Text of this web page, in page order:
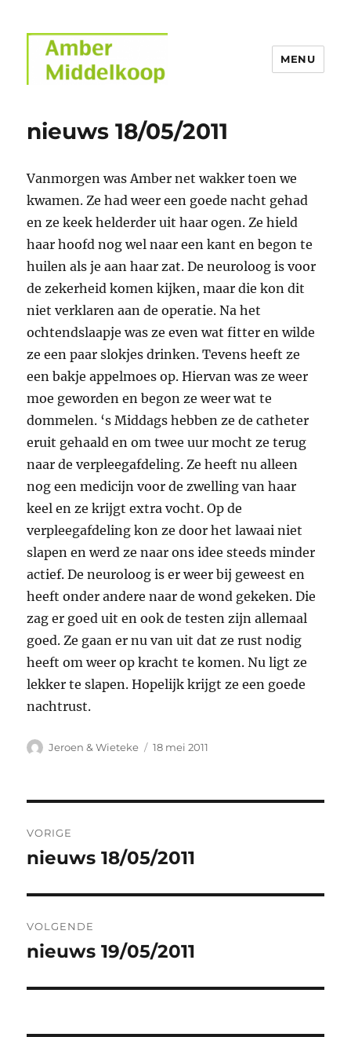
MENU
nieuws 18/05/2011
Vanmorgen was Amber net wakker toen we
kwamen. Ze had weer een goede nacht gehad
en ze keek helderder uit haar ogen. Ze hield
haar hoofd nog wel naar een kant en begon te
huilen als je aan haar zat. De neuroloog is voor
de zekerheid komen kijken, maar die kon dit
niet verklaren aan de operatie. Na het
ochtendslaapje was ze even wat fitter en wilde
ze een paar slokjes drinken. Tevens heeft ze
een bakje appelmoes op. Hiervan was ze weer
moe geworden en begon ze weer wat te
dommelen. ‘s Middags hebben ze de catheter
eruit gehaald en om twee uur mocht ze terug
naar de verpleegafdeling. Ze heeft nu alleen
nog een medicijn voor de zwelling van haar
keel en ze krijgt extra vocht. Op de
verpleegafdeling kon ze door het lawaai niet
slapen en werd ze naar ons idee steeds minder
actief. De neuroloog is er weer bij geweest en
heeft onder andere naar de wond gekeken. Die
zag er goed uit en ook de testen zijn allemaal
goed. Ze gaan er nu van uit dat ze rust nodig
heeft om weer op kracht te komen. Nu ligt ze
lekker te slapen. Hopelijk krijgt ze een goede
nachtrust.
Auteur
Jeroen & Wieteke
Geplaatst
18 mei 2011
navigatie
VORIGE
Vorig
nieuws 18/05/2011
VOLGENDE
Volgend
nieuws 19/05/2011